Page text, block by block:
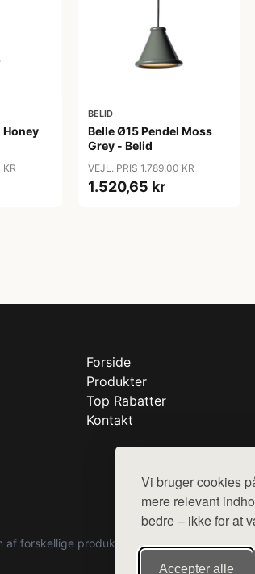
Vi bruger cookies
mere relevant
bedre – ikke for at
Accepter alle
Honey
KR
BELID
Belle Ø15 Pendel Moss
Grey - Belid
VEJL. PRIS 1.789,00 KR
1.520,65 kr
Forside
Produkter
Top Rabatter
Kontakt
forskellige produkter fra diverse webshops.